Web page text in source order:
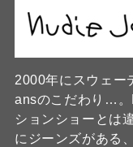
2000年にスウェー
ansのこだわり…。
ションショーとは
にジーンズがある